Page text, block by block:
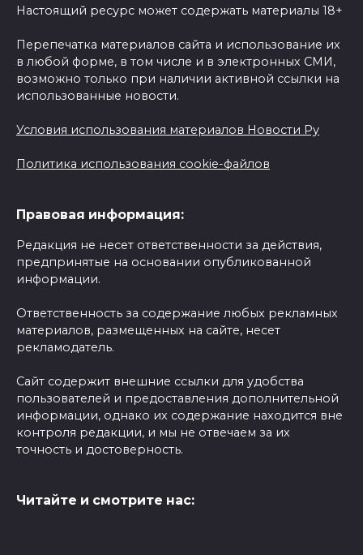
Настоящий ресурс может содержать материалы 18+
Перепечатка материалов сайта и использование их
в любой форме, в том числе и в электронных СМИ,
возможно только при наличии активной ссылки на
использованные новости.
Условия использования материалов Новости Ру
Политика использования cookie-файлов
Правовая информация:
Редакция не несет ответственности за действия,
предпринятые на основании опубликованной
информации.
Ответственность за содержание любых рекламных
материалов, размещенных на сайте, несет
рекламодатель.
Сайт содержит внешние ссылки для удобства
пользователей и предоставления дополнительной
информации, однако их содержание находится вне
контроля редакции, и мы не отвечаем за их
точность и достоверность.
Читайте и смотрите нас: